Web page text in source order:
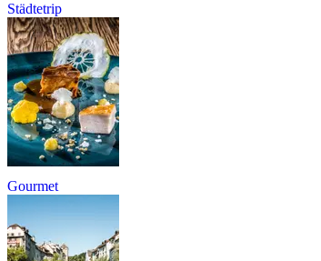
Städtetrip
Gourmet